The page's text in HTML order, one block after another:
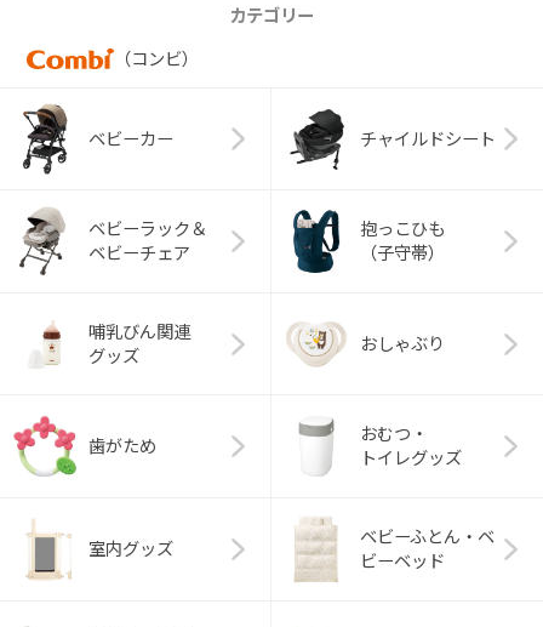
カテゴリー
（コンビ）
ベビーカー チャイルドシート
ベビーラック＆
ベビーチェア
抱っこひも
（子守帯）
哺乳びん関連
グッズ
おしゃぶり
歯がため
おむつ・
トイレグッズ
室内グッズ
ベビーふとん・ベ
ビーベッド